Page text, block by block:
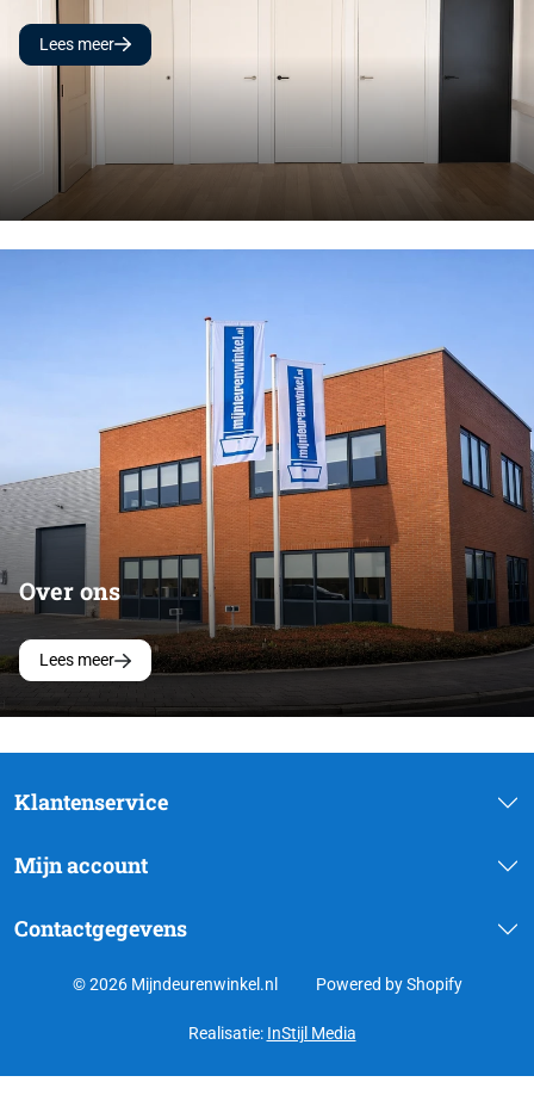
Lees meer
Over ons
Lees meer
Klantenservice
Mijn account
Contactgegevens
© 2026 Mijndeurenwinkel.nl Powered by Shopify
Realisatie: InStijl Media